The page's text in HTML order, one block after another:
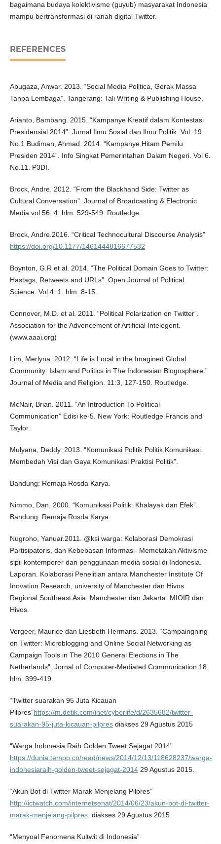
bagaimana budaya kolektivisme (guyub) masyarakat Indonesia
mampu bertransformasi di ranah digital Twitter.
REFERENCES
Abugaza, Anwar. 2013. “Social Media Politica, Gerak Massa
Tanpa Lembaga”. Tangerang: Tali Writing & Publishing House.
Arianto, Bambang. 2015. “Kampanye Kreatif dalam Kontestasi
Presidensial 2014”. Jurnal Ilmu Sosial dan Ilmu Politik. Vol. 19
No.1 Budiman, Ahmad. 2014. “Kampanye Hitam Pemilu
Presiden 2014”. Info Singkat Pemerintahan Dalam Negeri. Vol 6.
No.11. P3DI.
Brock, Andre. 2012. “From the Blackhand Side: Twitter as
Cultural Conversation”. Journal of Broadcasting & Electronic
Media vol.56, 4. hlm. 529-549. Routledge.
Brock, Andre.2016. “Critical Technocultural Discourse Analysis"
https://doi.org/10.1177/1461444816677532
Boynton, G.R et al. 2014. “The Political Domain Goes to Twitter:
Hastags, Retweets and URLs”. Open Journal of Political
Science. Vol.4, 1. hlm. 8-15.
Connover, M.D. et al. 2011. “Political Polarization on Twitter”.
Association for the Advencement of Artificial Intelegent.
(www.aaai.org)
Lim, Merlyna. 2012. “Life is Local in the Imagined Global
Community: Islam and Politics in The Indonesian Blogosphere.”
Journal of Media and Religion. 11:3, 127-150. Routledge.
McNair, Brian. 2011. “An Introduction To Political
Communication” Edisi ke-5. New York: Routledge Francis and
Taylor.
Mulyana, Deddy. 2013. “Komunikasi Politik Politik Komunikasi.
Membedah Visi dan Gaya Komunikasi Praktisi Politik”.
Bandung: Remaja Rosda Karya.
Nimmo, Dan. 2000. “Komunikasi Politik: Khalayak dan Efek”.
Bandung: Remaja Rosda Karya.
Nugroho, Yanuar.2011. @ksi warga: Kolaborasi Demokrasi
Partisipatoris, dan Kebebasan Informasi- Memetakan Aktivisme
sipil kontemporer dan penggunaan media sosial di Indonesia.
Laporan. Kolaborasi Penelitian antara Manchester Institute Of
Inovation Research, university of Manchester dan Hivos
Regional Southeast Asia. Manchester dan Jakarta: MIOIR dan
Hivos.
Vergeer, Maurice dan Liesbeth Hermans. 2013. “Campaingning
on Twitter: Microblogging and Online Social Networking as
Campaign Tools in The 2010 General Elections in The
Netherlands”. Jornal of Computer-Mediated Communication 18,
hlm. 399-419.
“Twitter suarakan 95 Juta Kicauan
Pilpres”https://m.detik.com/inet/cyberlife/d/2635682/twitter-
suarakan-95-juta-kicauan-pilpresdiakses 29 Agustus 2015
“Warga Indonesia Raih Golden Tweet Sejagat 2014”
https://dunia.tempo.co/read/news/2014/12/13/118628237/warga-
indonesiaraih-golden-tweet-sejagat-201429 Agustus 2015.
“Akun Bot di Twitter Marak Menjelang Pilpres”
http://ictwatch.com/internetsehat/2014/06/23/akun-bot-di-twitter-
marak-menjelang-pilpres. diakses 29 Agustus 2015
“Menyoal Fenomena Kultwit di Indonesia”